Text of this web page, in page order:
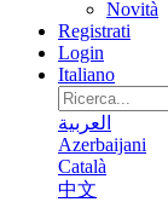
Novità
Registrati
Login
Italiano
العربية
Azerbaijani
Català
中文